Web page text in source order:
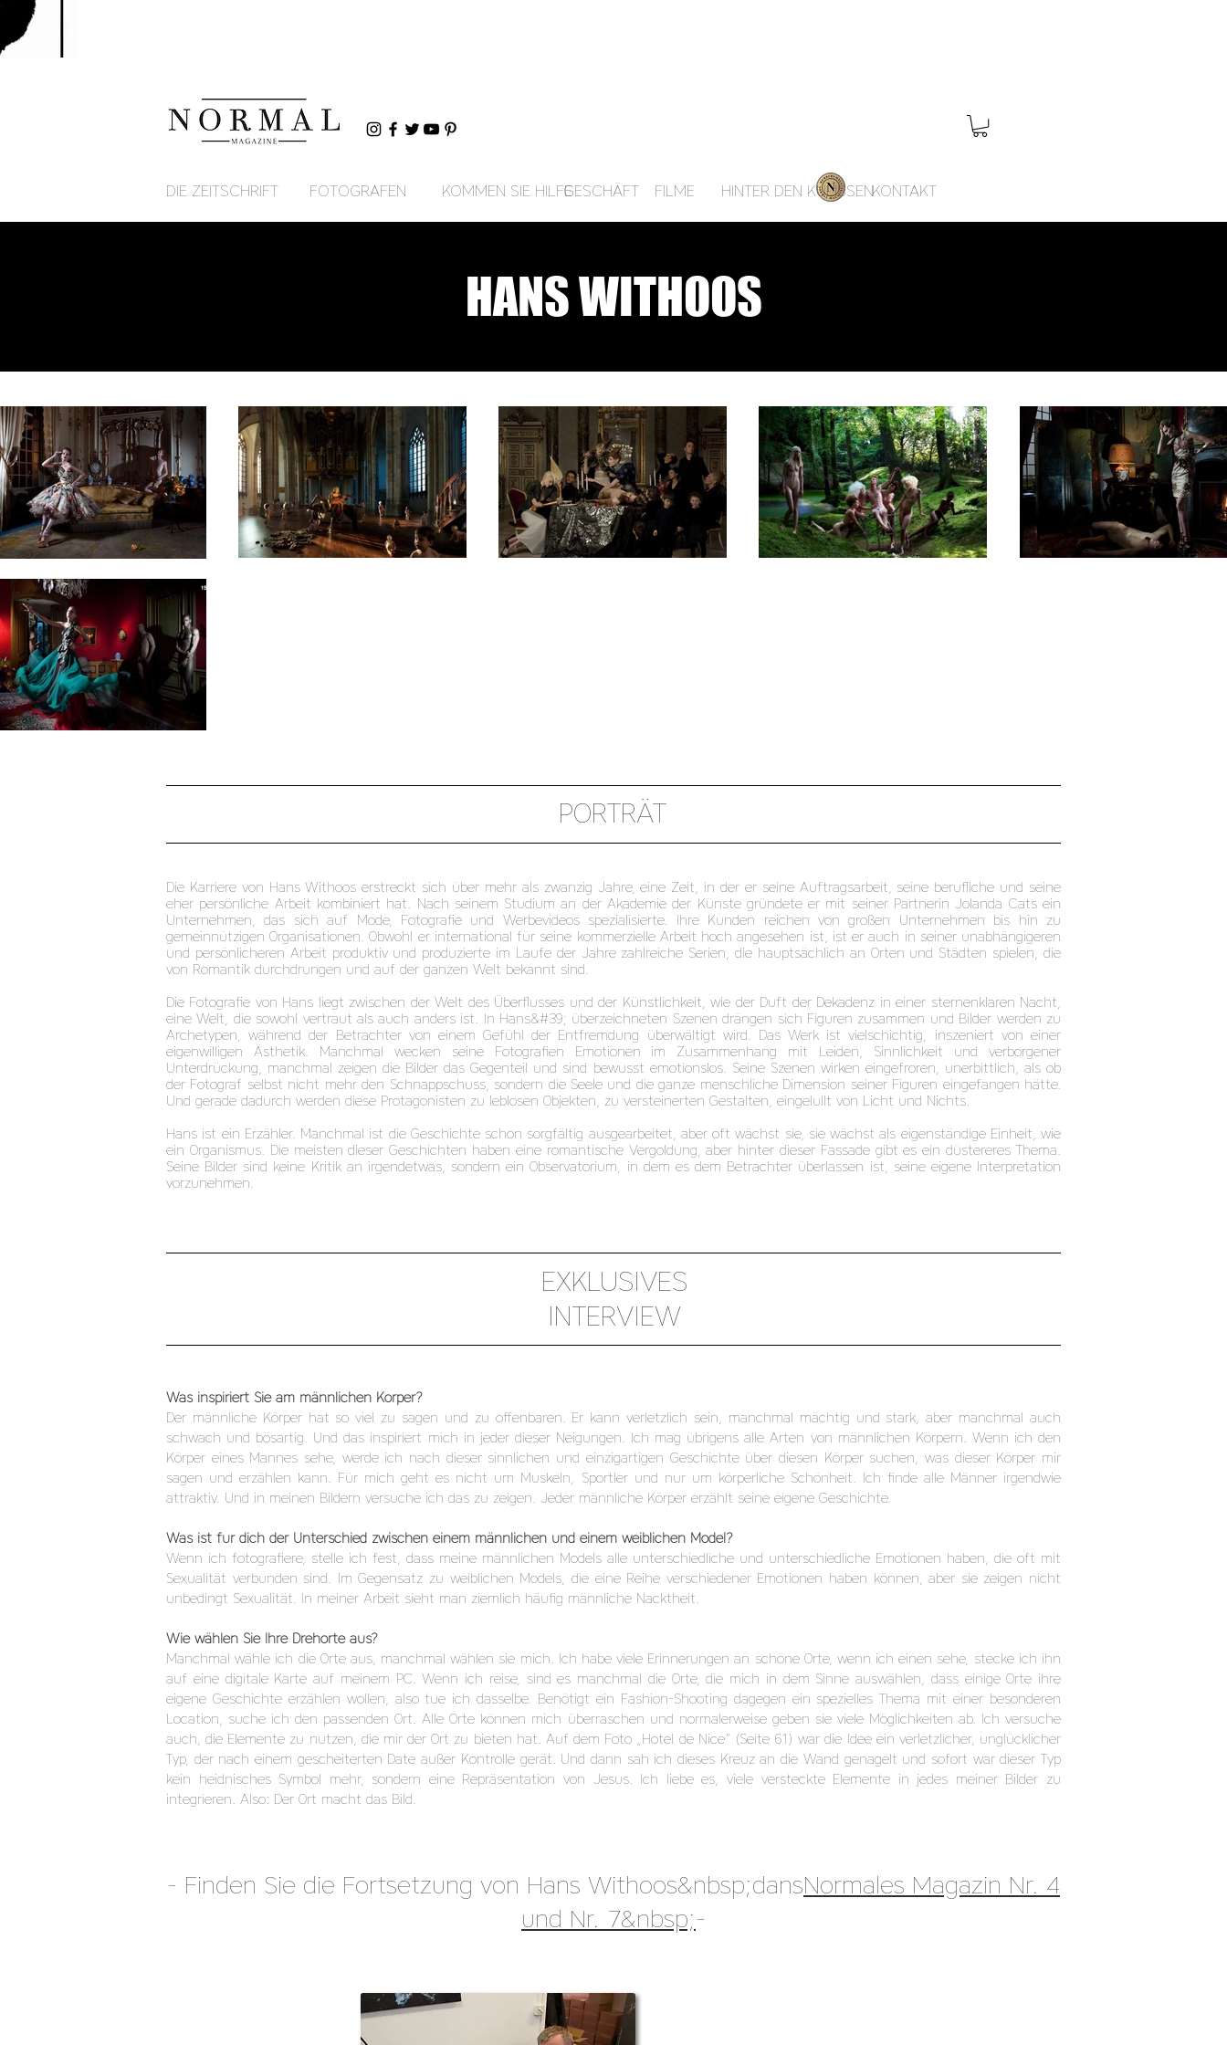
DIE ZEITSCHRIFT FOTOGRAFEN KOMMEN SIE HILFEGESCHÄFT FILME HINTER DEN KULISSENKONTAKT
HANS WITHOOS
PORTRÄT
Die Karriere von Hans Withoos erstreckt sich über mehr als zwanzig Jahre, eine Zeit, in der er seine Auftragsarbeit, seine berufliche und seine
eher persönliche Arbeit kombiniert hat. Nach seinem Studium an der Akademie der Künste gründete er mit seiner Partnerin Jolanda Cats ein
Unternehmen, das sich auf Mode, Fotografie und Werbevideos spezialisierte. Ihre Kunden reichen von großen Unternehmen bis hin zu
gemeinnützigen Organisationen. Obwohl er international für seine kommerzielle Arbeit hoch angesehen ist, ist er auch in seiner unabhängigeren
und persönlicheren Arbeit produktiv und produzierte im Laufe der Jahre zahlreiche Serien, die hauptsächlich an Orten und Städten spielen, die
von Romantik durchdrungen und auf der ganzen Welt bekannt sind.
Die Fotografie von Hans liegt zwischen der Welt des Überflusses und der Künstlichkeit, wie der Duft der Dekadenz in einer sternenklaren Nacht,
eine Welt, die sowohl vertraut als auch anders ist. In Hans&#39; überzeichneten Szenen drängen sich Figuren zusammen und Bilder werden zu
Archetypen, während der Betrachter von einem Gefühl der Entfremdung überwältigt wird. Das Werk ist vielschichtig, inszeniert von einer
eigenwilligen Ästhetik. Manchmal wecken seine Fotografien Emotionen im Zusammenhang mit Leiden, Sinnlichkeit und verborgener
Unterdrückung, manchmal zeigen die Bilder das Gegenteil und sind bewusst emotionslos. Seine Szenen wirken eingefroren, unerbittlich, als ob
der Fotograf selbst nicht mehr den Schnappschuss, sondern die Seele und die ganze menschliche Dimension seiner Figuren eingefangen hätte.
Und gerade dadurch werden diese Protagonisten zu leblosen Objekten, zu versteinerten Gestalten, eingelullt von Licht und Nichts.
Hans ist ein Erzähler. Manchmal ist die Geschichte schon sorgfältig ausgearbeitet, aber oft wächst sie, sie wächst als eigenständige Einheit, wie
ein Organismus. Die meisten dieser Geschichten haben eine romantische Vergoldung, aber hinter dieser Fassade gibt es ein düstereres Thema.
Seine Bilder sind keine Kritik an irgendetwas, sondern ein Observatorium, in dem es dem Betrachter überlassen ist, seine eigene Interpretation
vorzunehmen.
EXKLUSIVES
INTERVIEW
Was inspiriert Sie am männlichen Körper?
Der männliche Körper hat so viel zu sagen und zu offenbaren. Er kann verletzlich sein, manchmal mächtig und stark, aber manchmal auch
schwach und bösartig. Und das inspiriert mich in jeder dieser Neigungen. Ich mag übrigens alle Arten von männlichen Körpern. Wenn ich den
Körper eines Mannes sehe, werde ich nach dieser sinnlichen und einzigartigen Geschichte über diesen Körper suchen, was dieser Körper mir
sagen und erzählen kann. Für mich geht es nicht um Muskeln, Sportler und nur um körperliche Schönheit. Ich finde alle Männer irgendwie
attraktiv. Und in meinen Bildern versuche ich das zu zeigen. Jeder männliche Körper erzählt seine eigene Geschichte.
Was ist für dich der Unterschied zwischen einem männlichen und einem weiblichen Model?
Wenn ich fotografiere, stelle ich fest, dass meine männlichen Models alle unterschiedliche und unterschiedliche Emotionen haben, die oft mit
Sexualität verbunden sind. Im Gegensatz zu weiblichen Models, die eine Reihe verschiedener Emotionen haben können, aber sie zeigen nicht
unbedingt Sexualität. In meiner Arbeit sieht man ziemlich häufig männliche Nacktheit.
Wie wählen Sie Ihre Drehorte aus?
Manchmal wähle ich die Orte aus, manchmal wählen sie mich. Ich habe viele Erinnerungen an schöne Orte, wenn ich einen sehe, stecke ich ihn
auf eine digitale Karte auf meinem PC. Wenn ich reise, sind es manchmal die Orte, die mich in dem Sinne auswählen, dass einige Orte ihre
eigene Geschichte erzählen wollen, also tue ich dasselbe. Benötigt ein Fashion-Shooting dagegen ein spezielles Thema mit einer besonderen
Location, suche ich den passenden Ort. Alle Orte können mich überraschen und normalerweise geben sie viele Möglichkeiten ab. Ich versuche
auch, die Elemente zu nutzen, die mir der Ort zu bieten hat. Auf dem Foto „Hotel de Nice“ (Seite 61) war die Idee ein verletzlicher, unglücklicher
Typ, der nach einem gescheiterten Date außer Kontrolle gerät. Und dann sah ich dieses Kreuz an die Wand genagelt und sofort war dieser Typ
kein heidnisches Symbol mehr, sondern eine Repräsentation von Jesus. Ich liebe es, viele versteckte Elemente in jedes meiner Bilder zu
integrieren. Also: Der Ort macht das Bild.
- Finden Sie die Fortsetzung von Hans Withoos&nbsp;dansNormales Magazin Nr. 4
und Nr. 7&nbsp;-